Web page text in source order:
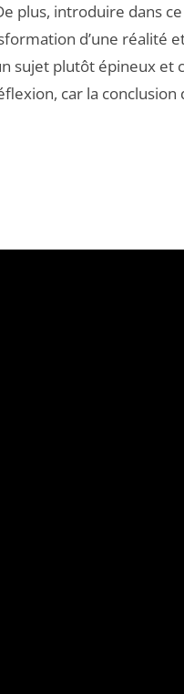
plus, introduire dans
d’une réalité
sujet plutôt épineux et
car la